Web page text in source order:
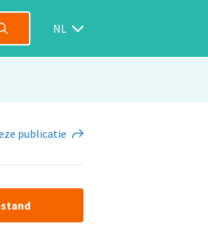
NL
publicatie